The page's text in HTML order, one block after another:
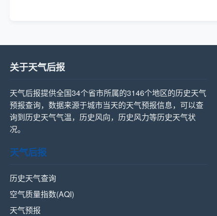
关于天气后报
天气后报提供全国34个省市所属的3146个地区的历史天气
预报查询，数据来源于城市当天的天气预报信息，可以查
询到历史天气气温，历史风向，历史风力等历史天气状
况。
天气后报
历史天气查询
空气质量指数(AQI)
天气预报